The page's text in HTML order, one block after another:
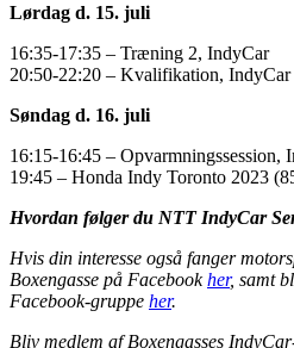
Lørdag d. 15. juli
16:35-17:35 – Træning 2, IndyCar
20:50-22:20 – Kvalifikation, IndyCar
Søndag d. 16. juli
16:15-16:45 – Opvarmningssession,
19:45 – Honda Indy Toronto 2023
Hvordan følger du NTT IndyCar
Hvis din interesse også fanger
Boxengasse på Facebookher, samt
Facebook-gruppe her.
Bliv medlem af Boxengasses